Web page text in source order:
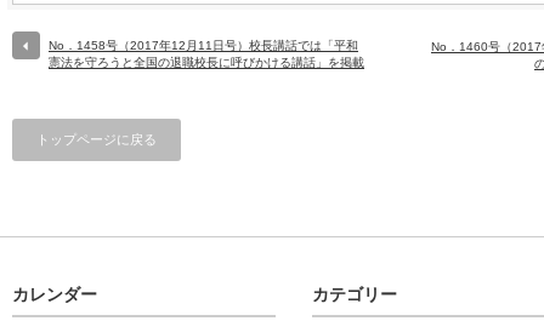
No．1458号（2017年12月11日号）校長講話では「平和
憲法を守ろうと全国の退職校長に呼びかける講話」を掲載
No．1460号（2017
トップページに戻る
カレンダー カテゴリー